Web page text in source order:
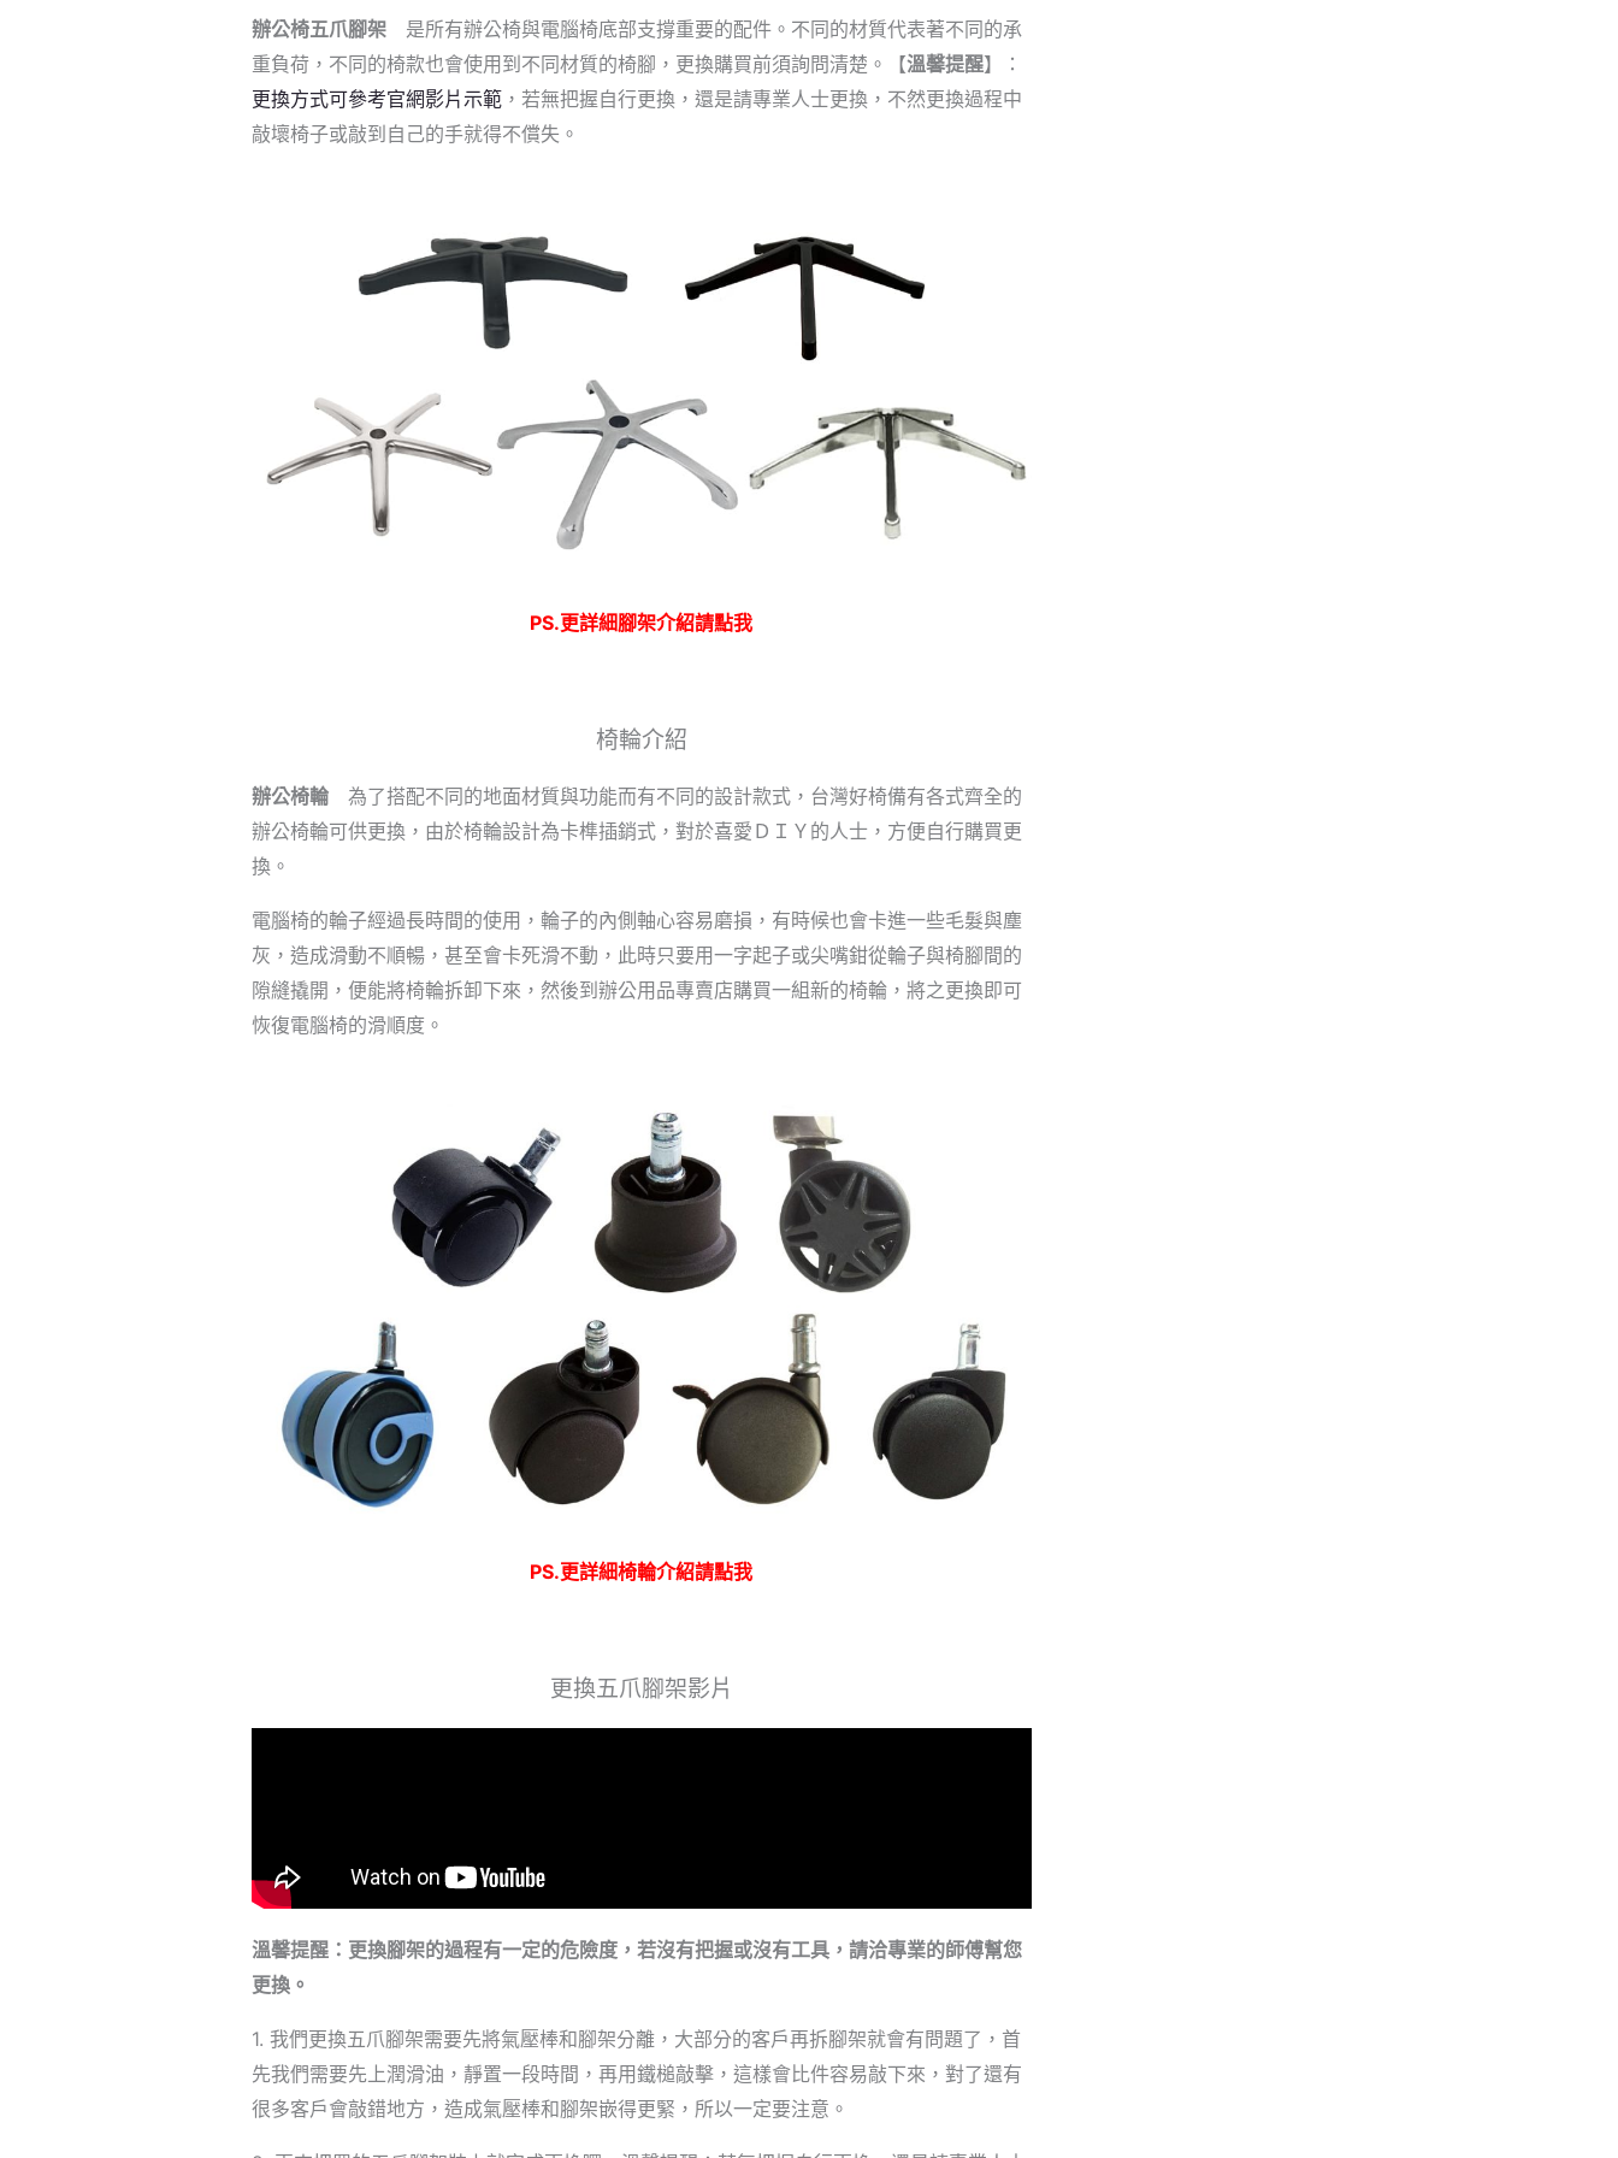
辦公椅五爪腳架是所有辦公椅與電腦椅底部支撐重要的配件。不同的材質代表著不同的承
重負荷，不同的椅款也會使用到不同材質的椅腳，更換購買前須詢問清楚。【溫馨提醒】：
更換方式可參考官網影片示範，若無把握自行更換，還是請專業人士更換，不然更換過程中
敲壞椅子或敲到自己的手就得不償失。
PS.更詳細腳架介紹請點我
椅輪介紹
辦公椅輪為了搭配不同的地面材質與功能而有不同的設計款式，台灣好椅備有各式齊全的
辦公椅輪可供更換，由於椅輪設計為卡榫插銷式，對於喜愛ＤＩＹ的人士，方便自行購買更
換。
電腦椅的輪子經過長時間的使用，輪子的內側軸心容易磨損，有時候也會卡進一些毛髮與塵
灰，造成滑動不順暢，甚至會卡死滑不動，此時只要用一字起子或尖嘴鉗從輪子與椅腳間的
隙縫撬開，便能將椅輪拆卸下來，然後到辦公用品專賣店購買一組新的椅輪，將之更換即可
恢復電腦椅的滑順度。
PS.更詳細椅輪介紹請點我
更換五爪腳架影片
溫馨提醒：更換腳架的過程有一定的危險度，若沒有把握或沒有工具，請洽專業的師傅幫您
更換。
1. 我們更換五爪腳架需要先將氣壓棒和腳架分離，大部分的客戶再拆腳架就會有問題了，首
先我們需要先上潤滑油，靜置一段時間，再用鐵槌敲擊，這樣會比件容易敲下來，對了還有
很多客戶會敲錯地方，造成氣壓棒和腳架嵌得更緊，所以一定要注意。